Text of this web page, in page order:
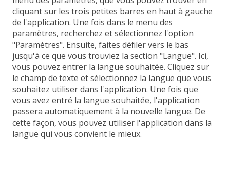
cliquant sur les trois petites barres en haut à gauche
de l'application. Une fois dans le menu des
paramètres, recherchez et sélectionnez l'option
"Paramètres". Ensuite, faites défiler vers le bas
jusqu'à ce que vous trouviez la section "Langue". Ici,
vous pouvez entrer la langue souhaitée. Cliquez sur
le champ de texte et sélectionnez la langue que vous
souhaitez utiliser dans l'application. Une fois que
vous avez entré la langue souhaitée, l'application
passera automatiquement à la nouvelle langue. De
cette façon, vous pouvez utiliser l'application dans la
langue qui vous convient le mieux.